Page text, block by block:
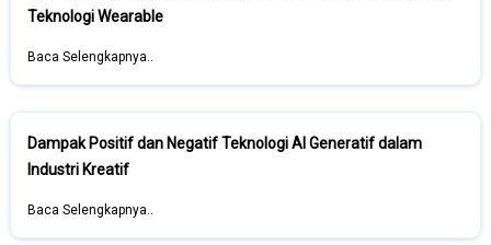
Teknologi Wearable
Baca Selengkapnya..
Dampak Positif dan Negatif Teknologi AI Generatif dalam
Industri Kreatif
Baca Selengkapnya..